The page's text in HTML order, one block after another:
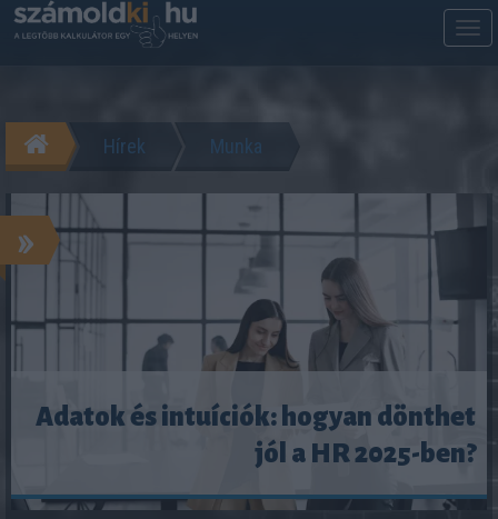
Hírek Munka
»
Adatok és intuíciók: hogyan dönthet
jól a HR 2025-ben?